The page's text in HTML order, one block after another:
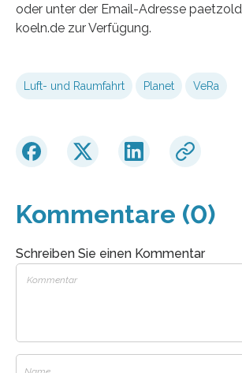
oder unter der Email-Adresse
koeln.de zur Verfügung.
Luft- und Raumfahrt Planet VeRa
Kommentare (0)
Schreiben Sie einen Kommentar